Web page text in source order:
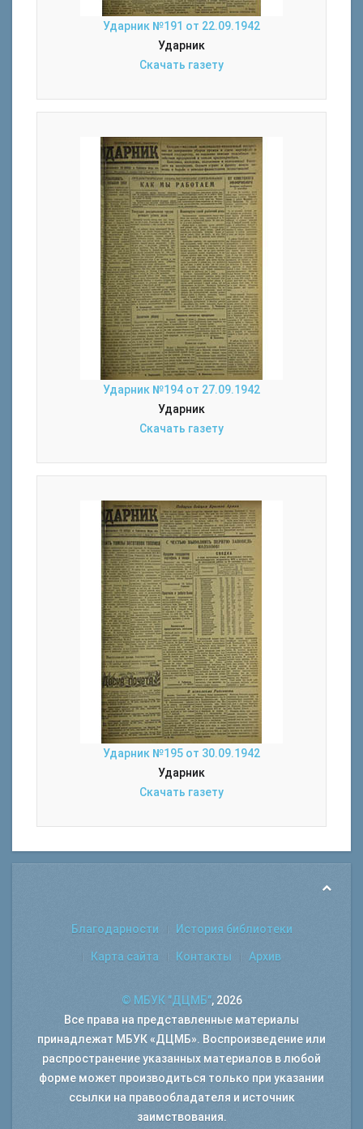
Ударник №191 от 22.09.1942
Ударник
Скачать газету
Ударник №194 от 27.09.1942
Ударник
Скачать газету
Ударник №195 от 30.09.1942
Ударник
Скачать газету
Благодарности История библиотеки
Карта сайта Контакты Архив
© МБУК "ДЦМБ", 2026
Все права на представленные материалы
принадлежат МБУК «ДЦМБ». Воспроизведение или
распространение указанных материалов в любой
форме может производиться только при указании
ссылки на правообладателя и источник
заимствования.